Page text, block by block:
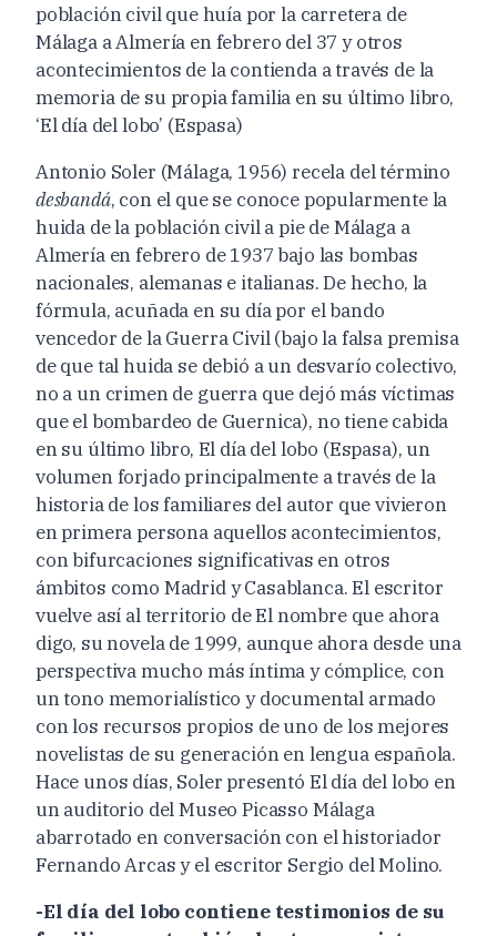
población civil que huía por la carretera de
Málaga a Almería en febrero del 37 y otros
acontecimientos de la contienda a través de la
memoria de su propia familia en su último libro,
‘El día del lobo’ (Espasa)
Antonio Soler (Málaga, 1956) recela del término
desbandá, con el que se conoce popularmente la
huida de la población civil a pie de Málaga a
Almería en febrero de 1937 bajo las bombas
nacionales, alemanas e italianas. De hecho, la
fórmula, acuñada en su día por el bando
vencedor de la Guerra Civil (bajo la falsa premisa
de que tal huida se debió a un desvarío colectivo,
no a un crimen de guerra que dejó más víctimas
que el bombardeo de Guernica), no tiene cabida
en su último libro, El día del lobo (Espasa), un
volumen forjado principalmente a través de la
historia de los familiares del autor que vivieron
en primera persona aquellos acontecimientos,
con bifurcaciones significativas en otros
ámbitos como Madrid y Casablanca. El escritor
vuelve así al territorio de El nombre que ahora
digo, su novela de 1999, aunque ahora desde una
perspectiva mucho más íntima y cómplice, con
un tono memorialístico y documental armado
con los recursos propios de uno de los mejores
novelistas de su generación en lengua española.
Hace unos días, Soler presentó El día del lobo en
un auditorio del Museo Picasso Málaga
abarrotado en conversación con el historiador
Fernando Arcas y el escritor Sergio del Molino.
-El día del lobo contiene testimonios de su